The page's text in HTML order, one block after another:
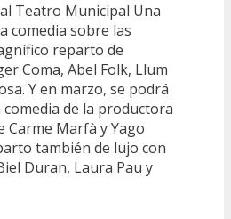
Teatro Municipal Una
comedia sobre las
reparto de
Coma, Abel Folk, Llum
Y en marzo, se podrá
de la productora
Carme Marfà y Yago
también de lujo con
Duran, Laura Pau y